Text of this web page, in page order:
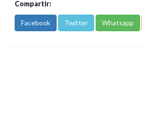
Compartir:
Facebook Twitter Whatsapp